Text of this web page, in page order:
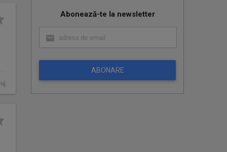
Abonează-te la newsletter
ABONARE